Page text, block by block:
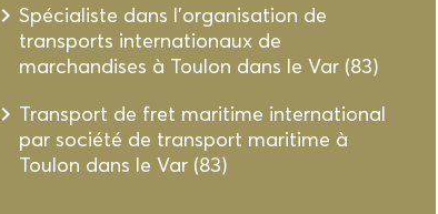
navigate_nextSpécialiste dans l'organisation de
transports internationaux de
marchandises à Toulon dans le Var (83)
navigate_next Transport de fret maritime international
par société de transport maritime à
Toulon dans le Var (83)